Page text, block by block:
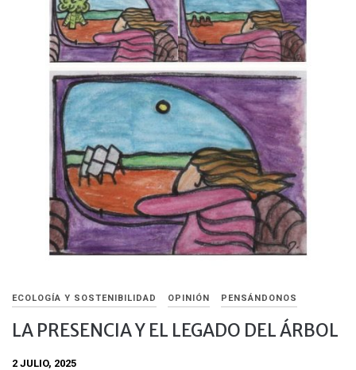
ECOLOGÍA Y SOSTENIBILIDAD OPINIÓN PENSÁNDONOS
LA PRESENCIA Y EL LEGADO DEL ÁRBOL
2 JULIO, 2025